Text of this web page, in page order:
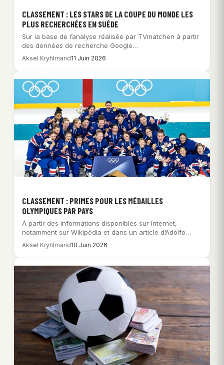
CLASSEMENT : LES STARS DE LA COUPE DU MONDE LES
PLUS RECHERCHÉES EN SUÈDE
Sur la base de l’analyse réalisée par TVmatchen à partir
des données de recherche Google…
Aksel Kryhlmand11 Juin 2026
CLASSEMENT : PRIMES POUR LES MÉDAILLES
OLYMPIQUES PAR PAYS
À partir des informations disponibles sur Internet,
notamment sur Wikipédia et dans un article d’Adolfo…
Aksel Kryhlmand10 Juin 2026